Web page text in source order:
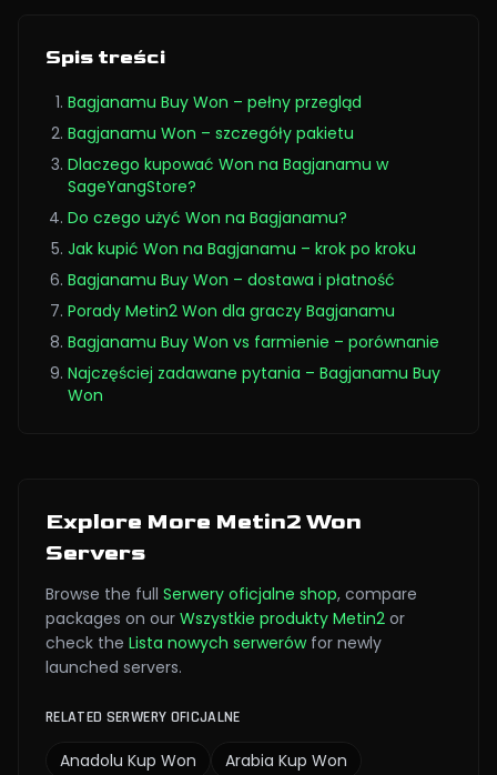
Spis treści
Bagjanamu Buy Won – pełny przegląd
Bagjanamu Won – szczegóły pakietu
Dlaczego kupować Won na Bagjanamu w
SageYangStore?
Do czego użyć Won na Bagjanamu?
Jak kupić Won na Bagjanamu – krok po kroku
Bagjanamu Buy Won – dostawa i płatność
Porady Metin2 Won dla graczy Bagjanamu
Bagjanamu Buy Won vs farmienie – porównanie
Najczęściej zadawane pytania – Bagjanamu Buy
Won
Explore More Metin2 Won
Servers
Browse the full Serwery oficjalne shop, compare
packages on our Wszystkie produkty Metin2 or
check the Lista nowych serwerów for newly
launched servers.
RELATED SERWERY OFICJALNE
Anadolu Kup Won Arabia Kup Won